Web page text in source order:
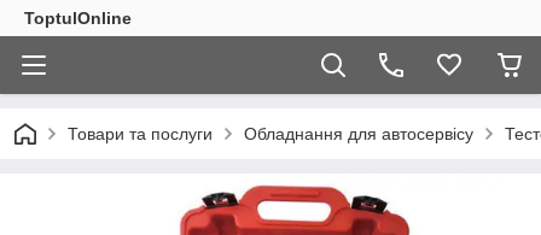
ToptulOnline
Товари та послуги Обладнання для автосервісу